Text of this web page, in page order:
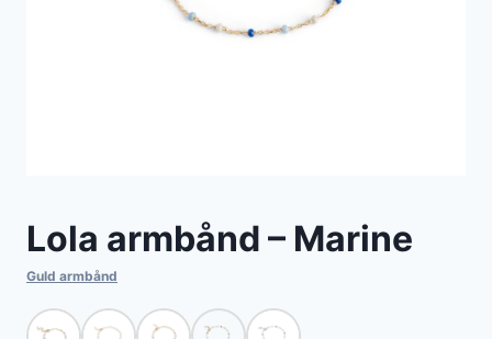
Lola armbånd – Marine
Guld armbånd